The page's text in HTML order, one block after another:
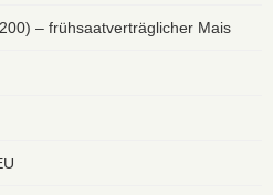
– frühsaatverträglicher Mais